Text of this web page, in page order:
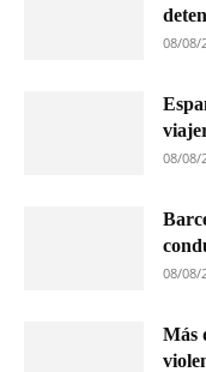
08/08/
08/08/
08/08/
Más